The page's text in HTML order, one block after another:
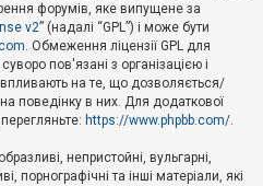
форумів, яке випущене за
v2” (надалі “GPL”) і може бути
. Обмеження ліцензії GPL для
пов'язані з організацією і
впливають на те, що дозволяється/
поведінку в них. Для додаткової
https://www.phpbb.com/.
непристойні, вульгарні,
порнографічні та інші матеріали, які